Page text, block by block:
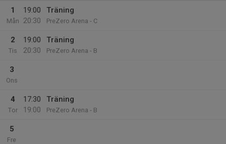
1
Mån
19:00
20:30
Träning
PreZero Arena - C
2
Tis
19:00
20:30
Träning
PreZero Arena - B
3
Ons
4
Tor
17:30
19:00
Träning
PreZero Arena - B
5
Fre